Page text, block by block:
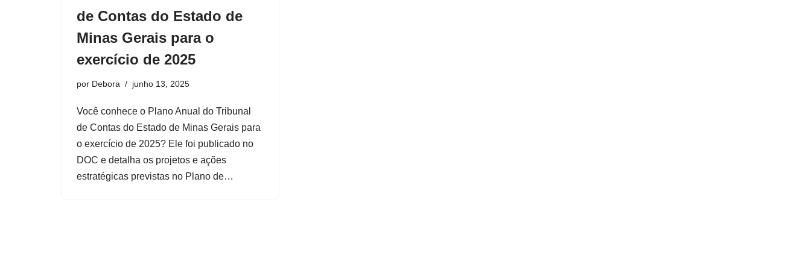
de Contas do Estado de
Minas Gerais para o
exercício de 2025
por Debora junho 13, 2025
Você conhece o Plano Anual do Tribunal
de Contas do Estado de Minas Gerais para
o exercício de 2025? Ele foi publicado no
DOC e detalha os projetos e ações
estratégicas previstas no Plano de…